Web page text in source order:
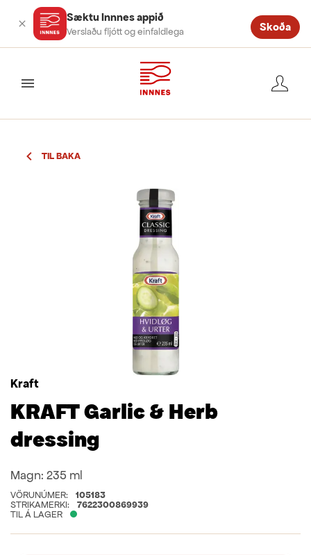
Sæktu Innnes appið
Verslaðu fljótt og einfaldlega Skoða
valmynd
TIL BAKA
Kraft
KRAFT Garlic & Herb
dressing
Magn: 235 ml
VÖRUNÚMER:
105183
STRIKAMERKI:
7622300869939
TIL Á LAGER